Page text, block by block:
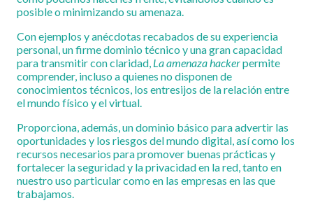
posible o minimizando su amenaza.
Con ejemplos y anécdotas recabados de su experiencia
personal, un firme dominio técnico y una gran capacidad
para transmitir con claridad, La amenaza hackerpermite
comprender, incluso a quienes no disponen de
conocimientos técnicos, los entresijos de la relación entre
el mundo físico y el virtual.
Proporciona, además, un dominio básico para advertir las
oportunidades y los riesgos del mundo digital, así como los
recursos necesarios para promover buenas prácticas y
fortalecer la seguridad y la privacidad en la red, tanto en
nuestro uso particular como en las empresas en las que
trabajamos.